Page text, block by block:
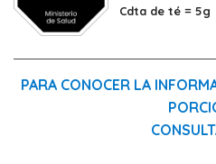
Cdta de té = 5g
PARA CONOCER LA